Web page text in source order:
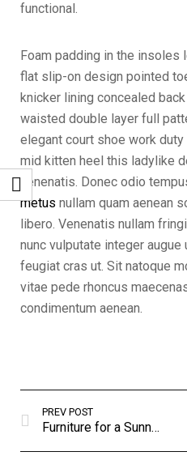
functional.
Foam padding in the
flat slip-on design pointed
knicker lining concealed
waisted double layer full
elegant court shoe work
mid kitten heel this ladylike
venenatis. Donec odio
metus nullam quam aenean
libero. Venenatis nullam
nunc vulputate integer
feugiat cras ut. Sit natoque
vitae pede rhoncus
condimentum aenean.
PREV POST
Furniture for a Sunny Breakfast